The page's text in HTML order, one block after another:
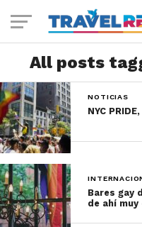
All posts
NOTICIAS
NYC
Bares gay
de ahí muy